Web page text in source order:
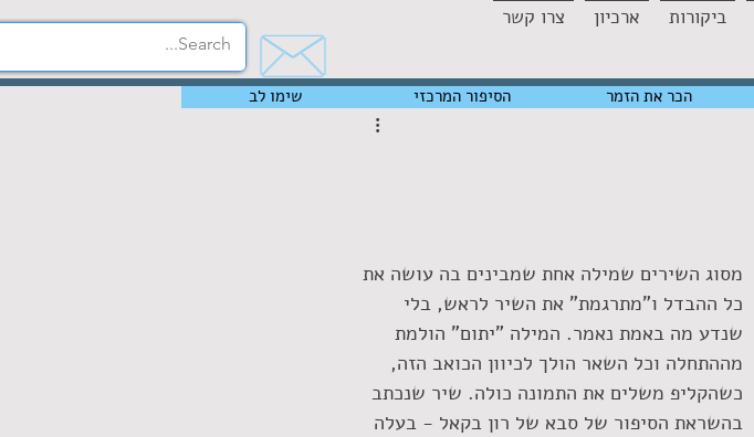
ביקורות ארכיון צרו קשר
מסוג השירים שמילה אחת שמבינים בה עושה את
כל ההבדל ו"מתרגמת" את השיר לראש, בלי
שנדע מה באמת נאמר. המילה "יתום" הולמת
מההתחלה וכל השאר הולך לכיוון הכואב הזה,
כשהקליפ משלים את התמונה כולה. שיר שנכתב
בהשראת הסיפור של סבא של רון בקאל - בעלה
שימו לב הסיפור המרכזי הכר את הזמר